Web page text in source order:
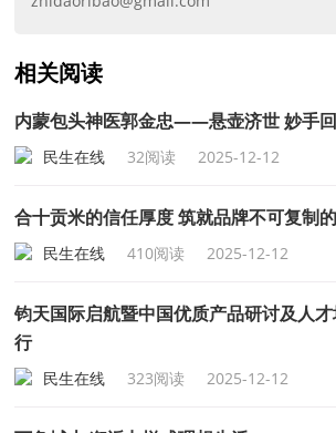
相关阅读
内蒙包头神医郭金忠——悬壶济世 妙手
民生在线 32阅读 2025-12-12
合十贡米的信任厚度 筑就品牌不可复制
民生在线 410阅读 2025-12-12
钧天国际启航暨中国优质产品研讨及人
行
民生在线 323阅读 2025-12-12